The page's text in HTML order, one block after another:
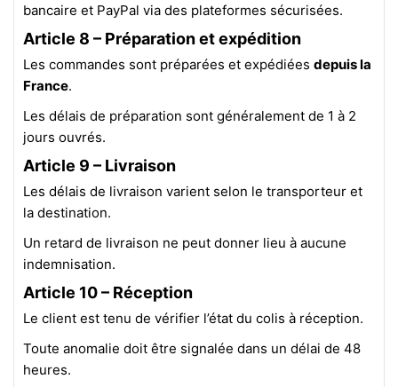
bancaire et PayPal via des plateformes sécurisées.
Article 8 – Préparation et expédition
Les commandes sont préparées et expédiées depuis la
France.
Les délais de préparation sont généralement de 1 à 2
jours ouvrés.
Article 9 – Livraison
Les délais de livraison varient selon le transporteur et
la destination.
Un retard de livraison ne peut donner lieu à aucune
indemnisation.
Article 10 – Réception
Le client est tenu de vérifier l’état du colis à réception.
Toute anomalie doit être signalée dans un délai de 48
heures.